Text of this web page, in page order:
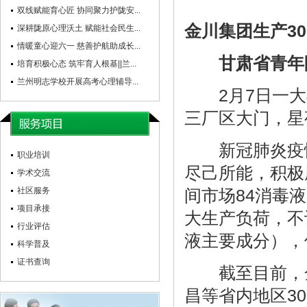
双线赋能育心匠 协同聚力护陇安...
深耕陇原心理沃土 赋能社会民生...
情暖童心迎六一 慈善护航助成长...
培育积极心态 筑牢育人根基||兰...
兰州明志学校开展高考心理辅导...
职业培训
学术交流
社区服务
项目承接
行业评估
科学普及
证书查询
金川集团生产
甘肃省青
2月7日一大
三厂区大门，
新冠肺炎疫
尽己所能，积
间市场84消毒
大生产负荷，
液主要成分）
截至目前，
昌等省内地区